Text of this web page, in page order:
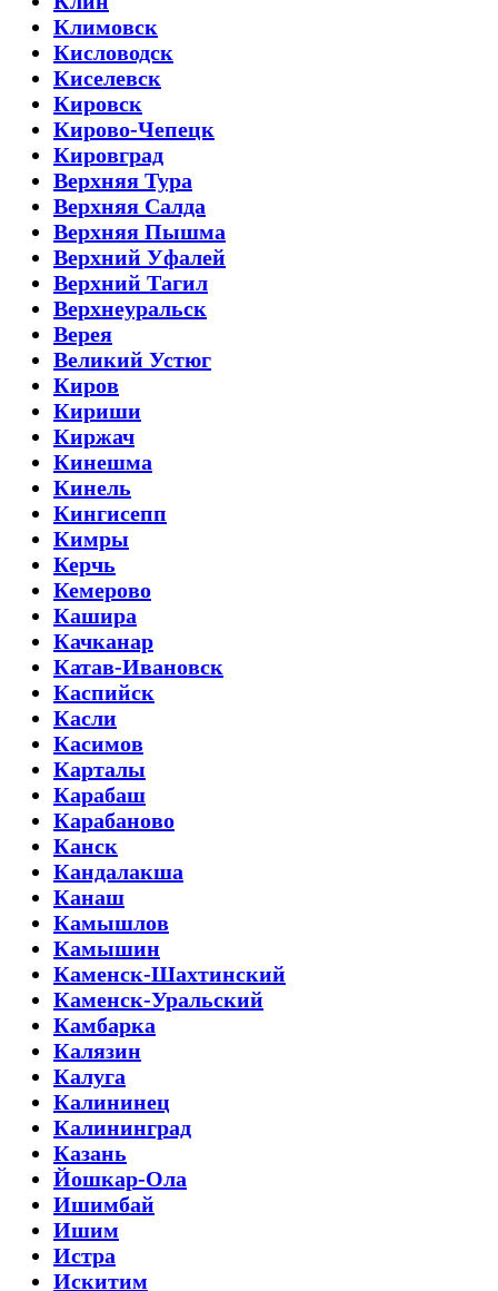
Климовск
Кисловодск
Киселевск
Кировск
Кирово-Чепецк
Кировград
Верхняя Тура
Верхняя Салда
Верхняя Пышма
Верхний Уфалей
Верхний Тагил
Верхнеуральск
Верея
Великий Устюг
Киров
Кириши
Киржач
Кинешма
Кинель
Кингисепп
Кимры
Керчь
Кемерово
Кашира
Качканар
Катав-Ивановск
Каспийск
Касли
Касимов
Карталы
Карабаш
Карабаново
Канск
Кандалакша
Канаш
Камышлов
Камышин
Каменск-Шахтинский
Каменск-Уральский
Камбарка
Калязин
Калуга
Калининец
Калининград
Казань
Йошкар-Ола
Ишимбай
Ишим
Истра
Искитим